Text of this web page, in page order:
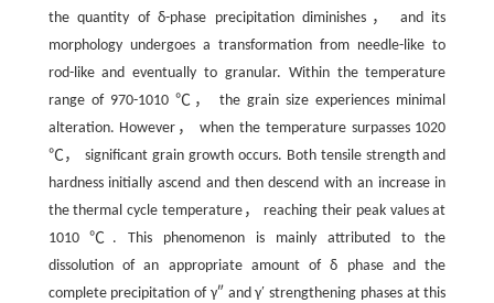
the quantity of δ-phase precipitation diminishes， and its
morphology undergoes a transformation from needle-like to
rod-like and eventually to granular. Within the temperature
range of 970-1010 ℃， the grain size experiences minimal
alteration. However， when the temperature surpasses 1020
℃， significant grain growth occurs. Both tensile strength and
hardness initially ascend and then descend with an increase in
the thermal cycle temperature， reaching their peak values at
1010 ℃. This phenomenon is mainly attributed to the
dissolution of an appropriate amount of δ phase and the
complete precipitation of γ″ and γ′ strengthening phases at this